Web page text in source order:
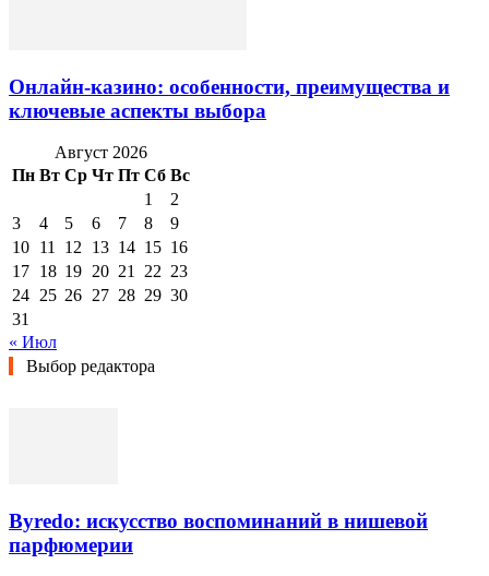
Онлайн-казино: особенности, преимущества и
ключевые аспекты выбора
Август 2026
Пн Вт Ср Чт Пт Сб Вс
1
2
3
4 5 6 7 8
9
10 11 12 13 14 15 16
17 18 19 20 21 22 23
24 25 26 27 28 29 30
31
« Июл
Выбор редактора
Byredo: искусство воспоминаний в нишевой
парфюмерии